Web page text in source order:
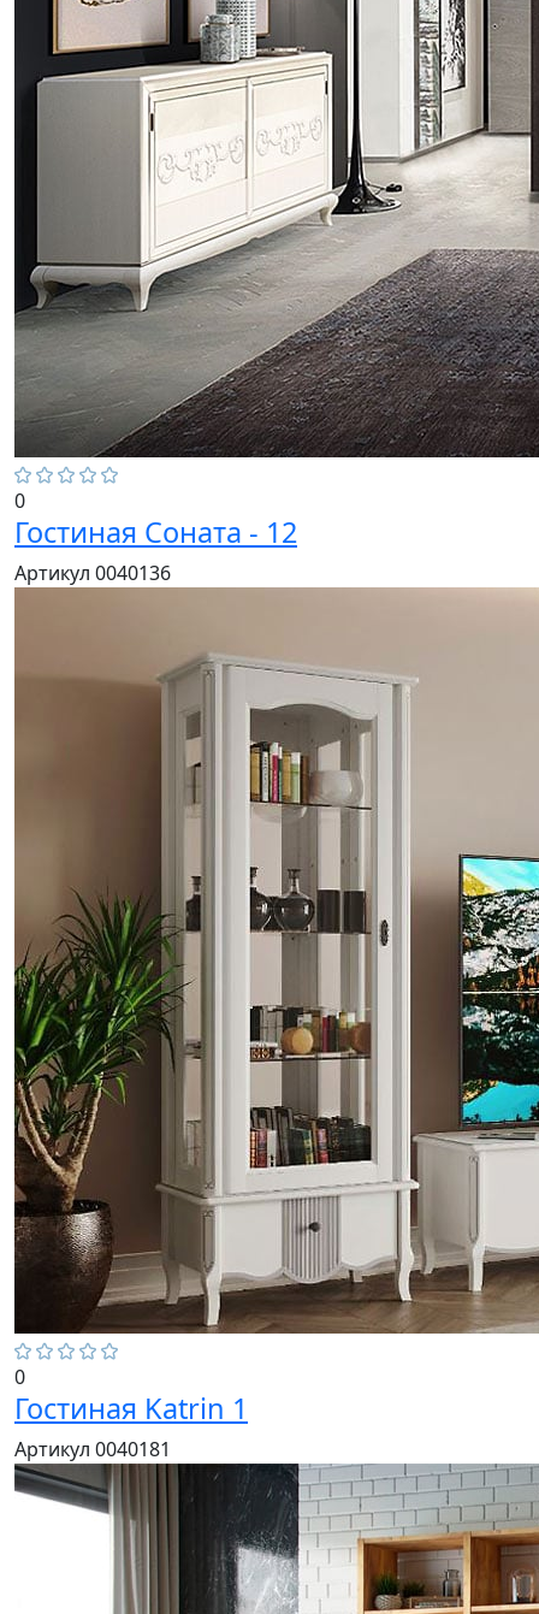
0
Гостиная Соната - 12
Артикул 0040136
0
Гостиная Katrin 1
Артикул 0040181